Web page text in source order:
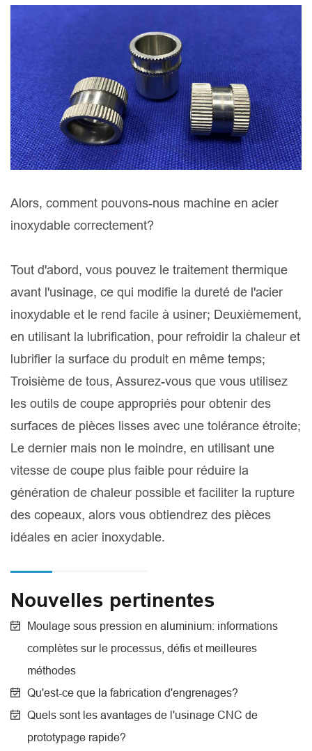
Alors, comment pouvons-nous machine en acier
inoxydable correctement?
Tout d'abord, vous pouvez le traitement thermique
avant l'usinage, ce qui modifie la dureté de l'acier
inoxydable et le rend facile à usiner; Deuxièmement,
en utilisant la lubrification, pour refroidir la chaleur et
lubrifier la surface du produit en même temps;
Troisième de tous, Assurez-vous que vous utilisez
les outils de coupe appropriés pour obtenir des
surfaces de pièces lisses avec une tolérance étroite;
Le dernier mais non le moindre, en utilisant une
vitesse de coupe plus faible pour réduire la
génération de chaleur possible et faciliter la rupture
des copeaux, alors vous obtiendrez des pièces
idéales en acier inoxydable.
Nouvelles pertinentes
Moulage sous pression en aluminium: informations
complètes sur le processus, défis et meilleures
méthodes
Qu'est-ce que la fabrication d'engrenages?
Quels sont les avantages de l'usinage CNC de
prototypage rapide?